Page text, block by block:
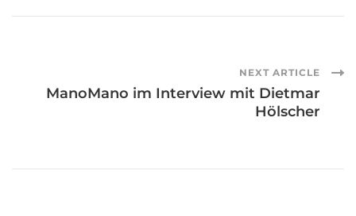
Post
NEXT ARTICLE
ManoMano im Interview mit Dietmar
Hölscher